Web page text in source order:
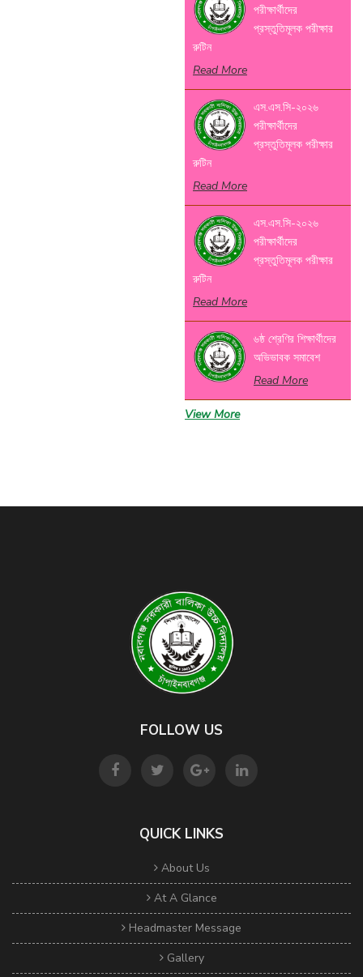
পরীক্ষার্থীদের
প্রস্তুতিমূলক পরীক্ষার
রুটিন
Read More
এস.এস.সি-২০২৬
পরীক্ষার্থীদের
প্রস্তুতিমূলক পরীক্ষার
রুটিন
Read More
এস.এস.সি-২০২৬
পরীক্ষার্থীদের
প্রস্তুতিমূলক পরীক্ষার
রুটিন
Read More
৬ষ্ঠ শ্রেণির শিক্ষার্থীদের
অভিভাবক সমাবেশ
Read More
View More
FOLLOW US
QUICK LINKS
About Us
At A Glance
Headmaster Message
Gallery